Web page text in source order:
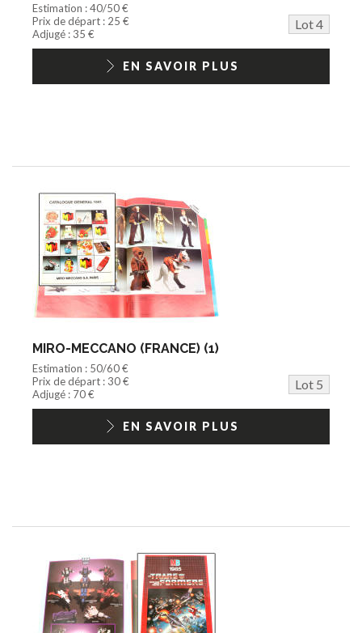
Estimation : 40/50 €
Prix de départ : 25 €
Lot 4
Adjugé : 35 €
EN SAVOIR PLUS
MIRO-MECCANO (FRANCE) (1)
Estimation : 50/60 €
Prix de départ : 30 €
Lot 5
Adjugé : 70 €
EN SAVOIR PLUS